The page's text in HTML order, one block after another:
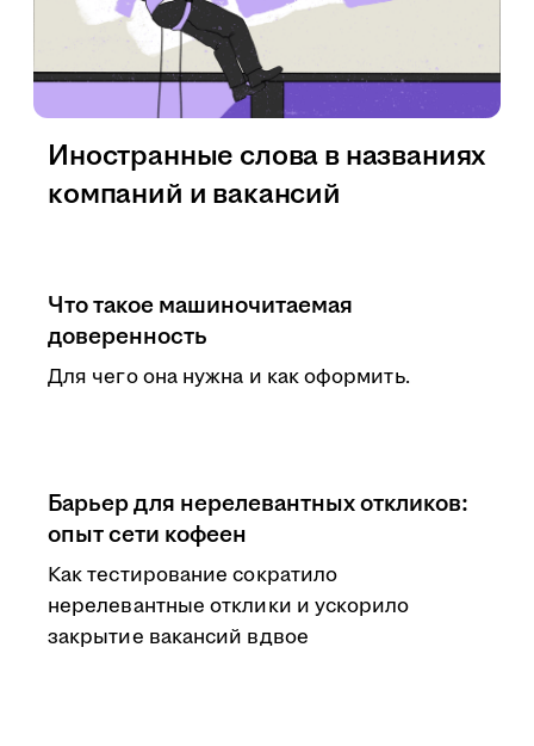
Иностранные слова в названиях
компаний и вакансий
Что такое машиночитаемая
доверенность
Для чего она нужна и как оформить.
Барьер для нерелевантных откликов:
опыт сети кофеен
Как тестирование сократило
нерелевантные отклики и ускорило
закрытие вакансий вдвое